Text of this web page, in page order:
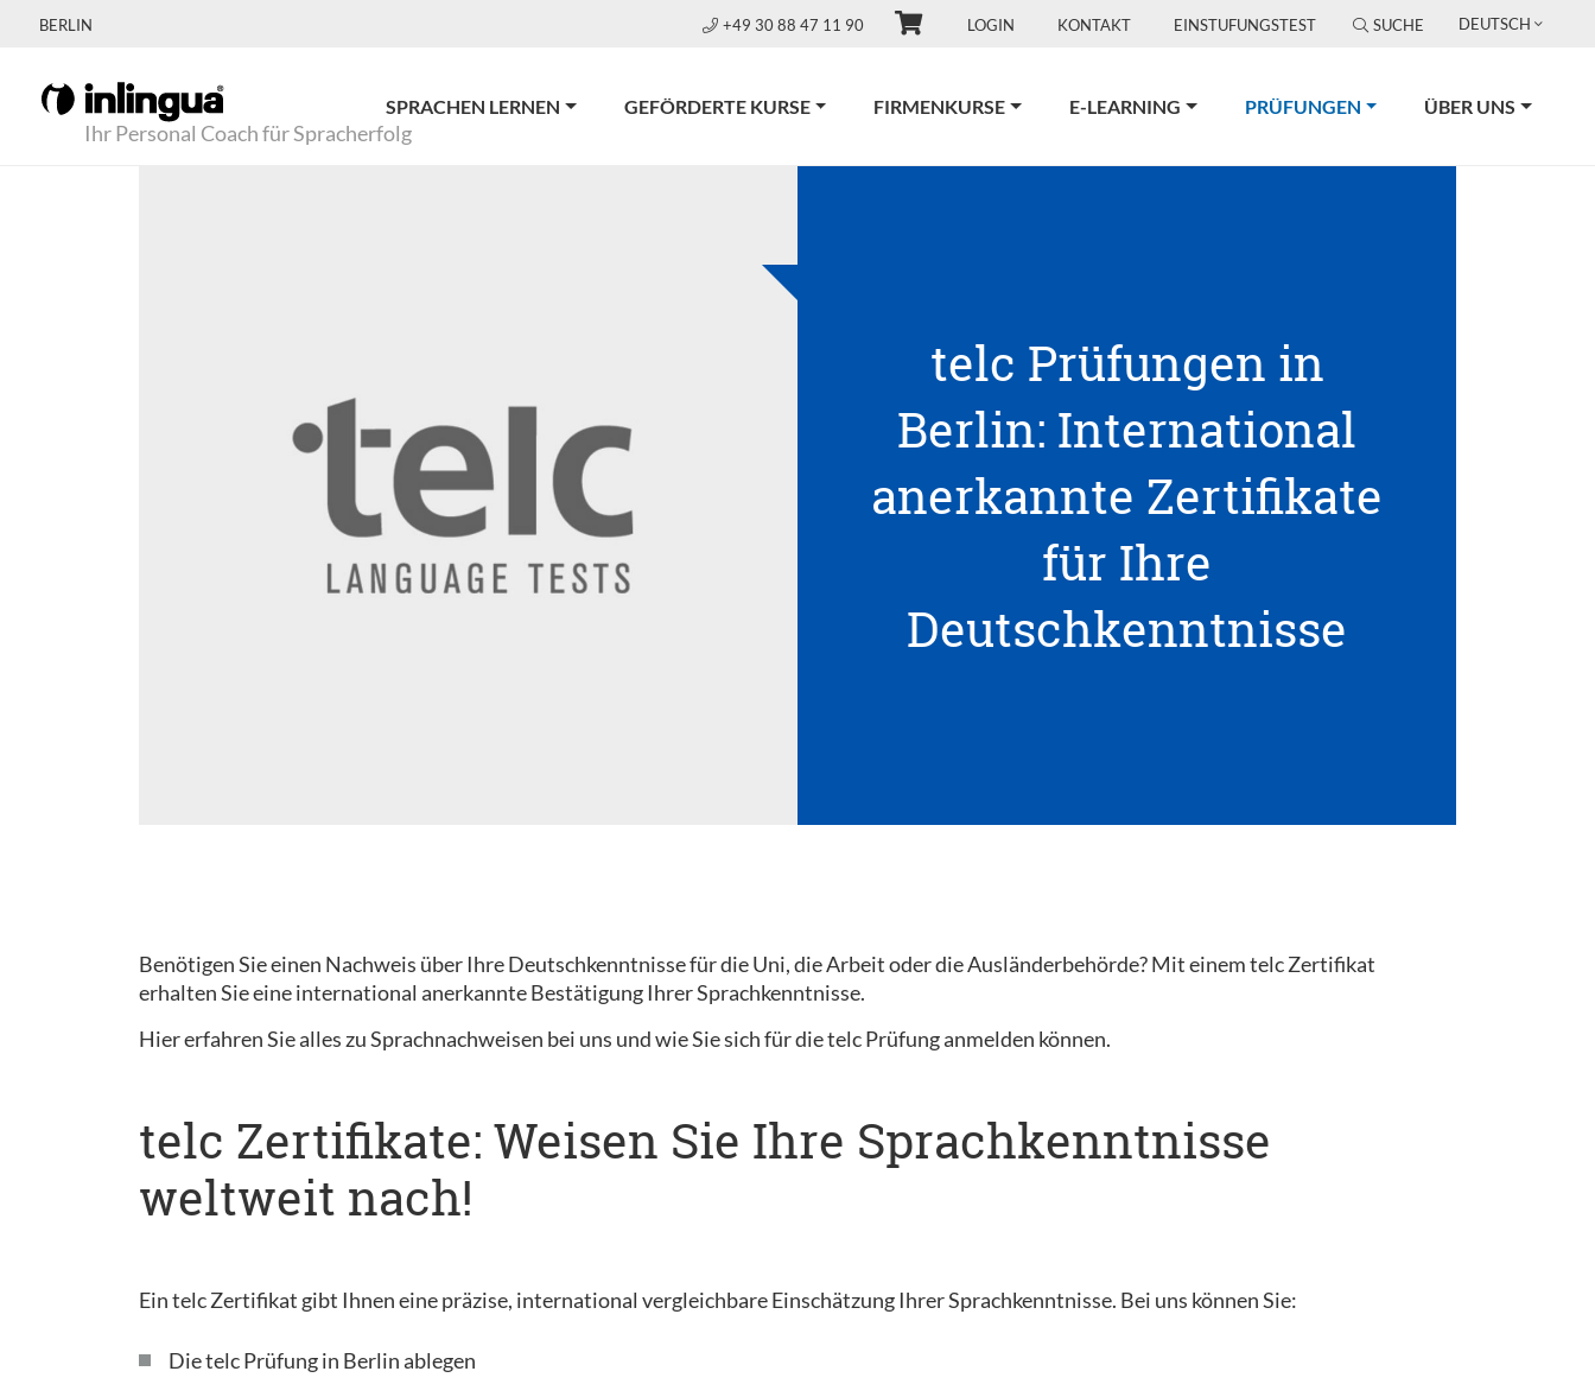
BERLIN +49 30 88 47 11 90 LOGIN KONTAKT EINSTUFUNGSTEST SUCHE DEUTSCH
Ihr Personal Coach für Spracherfolg
SPRACHEN LERNEN GEFÖRDERTE KURSE FIRMENKURSE E-LEARNING PRÜFUNGEN(CURRENT)ÜBER UNS
telc Prüfungen in
Berlin: International
anerkannte Zertifikate
für Ihre
Deutschkenntnisse
Benötigen Sie einen Nachweis über Ihre Deutschkenntnisse für die Uni, die Arbeit oder die Ausländerbehörde? Mit einem telc Zertifikat
erhalten Sie eine international anerkannte Bestätigung Ihrer Sprachkenntnisse.
Hier erfahren Sie alles zu Sprachnachweisen bei uns und wie Sie sich für die telc Prüfung anmelden können.
telc Zertifikate: Weisen Sie Ihre Sprachkenntnisse
weltweit nach!
Ein telc Zertifikat gibt Ihnen eine präzise, international vergleichbare Einschätzung Ihrer Sprachkenntnisse. Bei uns können Sie:
Die telc Prüfung in Berlin ablegen